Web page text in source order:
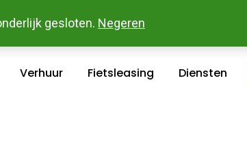
gesloten. Negeren
Levering In Groot Kasterlee
Verhuur Fietsleasing Diensten